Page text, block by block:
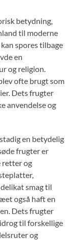
betydning,
til moderne
spores tilbage
en
og religion.
ofte brugt som
Dets frugter
anvendelse og
en betydelig
frugter er
retter og
smag til
også haft en
Dets frugter
til forskellige
og